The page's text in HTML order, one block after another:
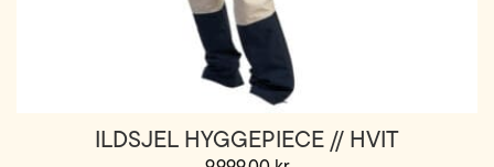
ILDSJEL HYGGEPIECE // HVIT